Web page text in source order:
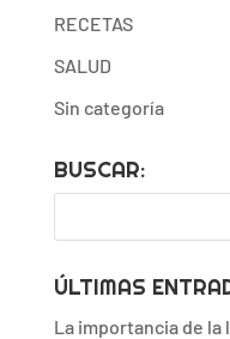
RECETAS
SALUD
Sin categoría
BUSCAR:
ÚLTIMAS
La importancia de la